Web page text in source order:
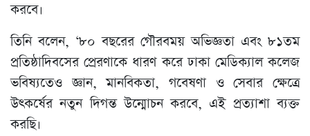
করবে।
তিনি বলেন, ‘৮০ বছরের গৌরবময় অভিজ্ঞতা এবং ৮১তম
প্রতিষ্ঠাদিবসের প্রেরণাকে ধারণ করে ঢাকা মেডিক্যাল কলেজ
ভবিষ্যতেও জ্ঞান, মানবিকতা, গবেষণা ও সেবার ক্ষেত্রে
উৎকর্ষের নতুন দিগন্ত উন্মোচন করবে, এই প্রত্যাশা ব্যক্ত
করছি।